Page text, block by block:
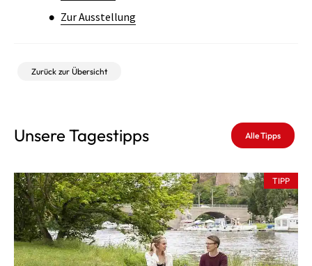
Zur Ausstellung
Zurück zur Übersicht
Unsere Tagestipps Alle Tipps
TIPP